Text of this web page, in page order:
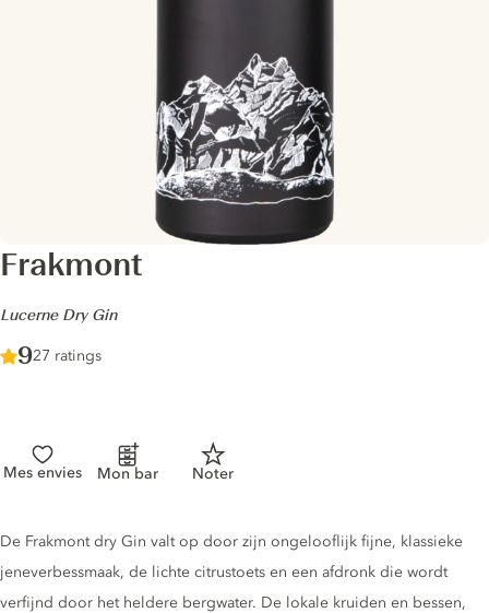
Frakmont
-
Lucerne Dry Gin
Score :
9/ 10
27 ratings
Mes envies Mon bar Noter
Gin description
De Frakmont dry Gin valt op door zijn ongelooflijk fijne, klassieke
jeneverbessmaak, de lichte citrustoets en een afdronk die wordt
verfijnd door het heldere bergwater. De lokale kruiden en bessen,